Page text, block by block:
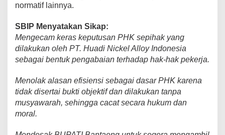
normatif lainnya.
SBIP Menyatakan Sikap:
Mengecam keras keputusan PHK sepihak yang
dilakukan oleh PT. Huadi Nickel Alloy Indonesia
sebagai bentuk pengabaian terhadap hak-hak pekerja.
Menolak alasan efisiensi sebagai dasar PHK karena
tidak disertai bukti objektif dan dilakukan tanpa
musyawarah, sehingga cacat secara hukum dan
moral.